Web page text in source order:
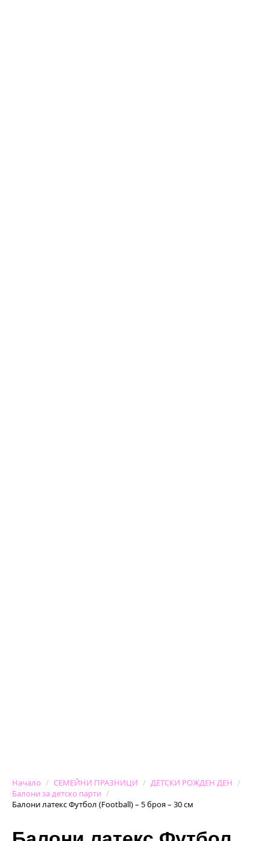
Начало СЕМЕЙНИ ПРАЗНИЦИ
ДЕТСКИ РОЖДЕН ДЕН
Балони за детско парти
Балони латекс Футбол (Football) – 5 броя – 30 см